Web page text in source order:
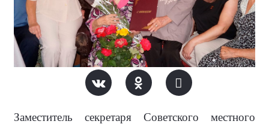
Заместитель секретаря Советского местного